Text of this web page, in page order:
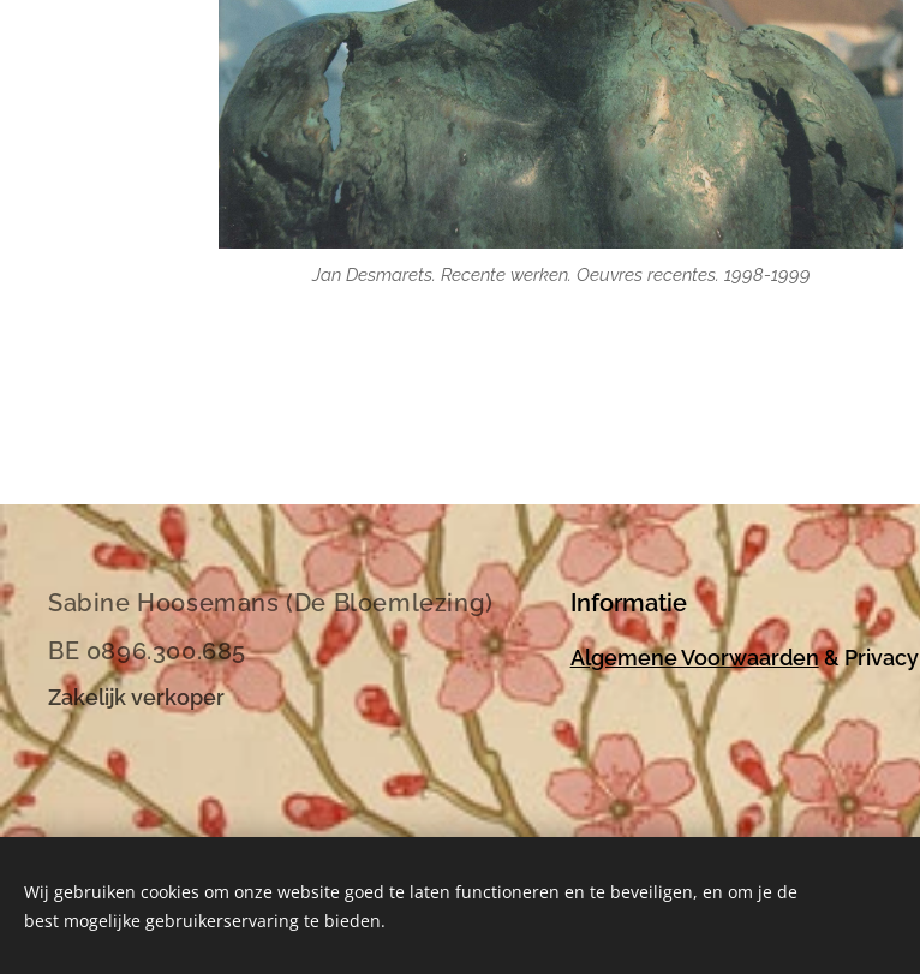
Jan Desmarets. Recente werken. Oeuvres recentes. 1998-1999
Jan Desmarets. Recente werken. Oeuvres recentes. 1998-1999
Sabine Hoosemans (De Bloemlezing)
BE 0896.300.685
Zakelijk verkoper
Informatie
Algemene Voorwaarden& Privacy
Wij gebruiken cookies om onze website goed te laten functioneren en te beveiligen, en om je de
best mogelijke gebruikerservaring te bieden.